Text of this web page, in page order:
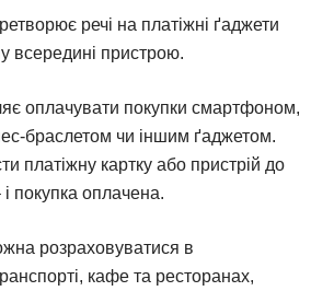
речі на платіжні ґаджети
всередині пристрою.
оплачувати покупки смартфоном,
браслетом чи іншим ґаджетом.
платіжну картку або пристрій до
покупка оплачена.
розраховуватися в
кафе та ресторанах,